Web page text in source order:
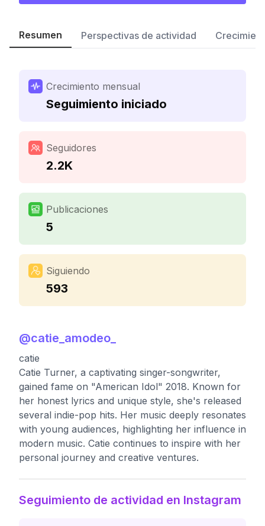
Resumen Perspectivas de actividad
Crecimiento mensual
Seguimiento iniciado
Seguidores
2.2K
Publicaciones
5
Siguiendo
593
@catie_amodeo_
catie
Catie Turner, a captivating singer-songwriter,
gained fame on "American Idol" 2018. Known for
her honest lyrics and unique style, she's released
several indie-pop hits. Her music deeply resonates
with young audiences, highlighting her influence in
modern music. Catie continues to inspire with her
personal journey and creative ventures.
Seguimiento de actividad en Instagram